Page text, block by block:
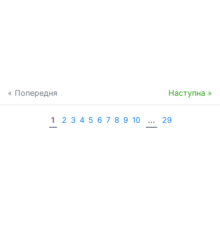
« Попередня Наступна »
1 2 3 4 5 6 7 8 9 10 ... 29